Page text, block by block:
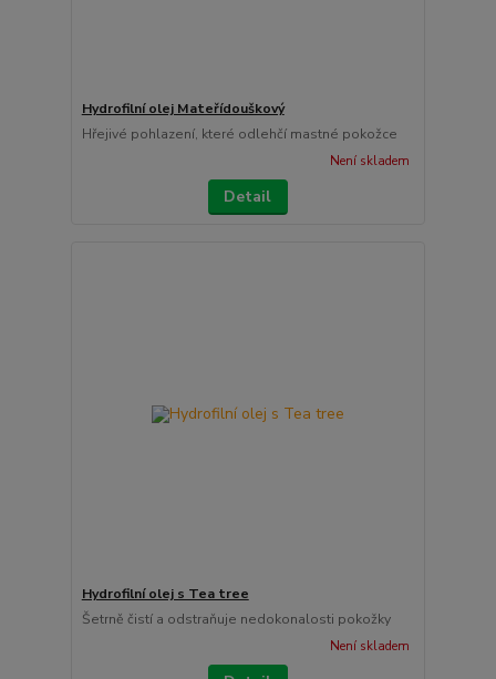
Hydrofilní olej Mateřídouškový
Hřejivé pohlazení, které odlehčí mastné pokožce
Není skladem
Detail
Hydrofilní olej s Tea tree
Šetrně čistí a odstraňuje nedokonalosti pokožky
Není skladem